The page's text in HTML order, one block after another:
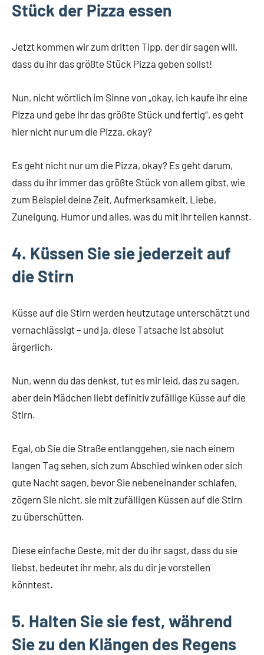
Stück der Pizza essen
Jetzt kommen wir zum dritten Tipp, der dir sagen will,
dass du ihr das größte Stück Pizza geben sollst!
Nun, nicht wörtlich im Sinne von „okay, ich kaufe ihr eine
Pizza und gebe ihr das größte Stück und fertig“, es geht
hier nicht nur um die Pizza, okay?
Es geht nicht nur um die Pizza, okay? Es geht darum,
dass du ihr immer das größte Stück von allem gibst, wie
zum Beispiel deine Zeit, Aufmerksamkeit, Liebe,
Zuneigung, Humor und alles, was du mit ihr teilen kannst.
4. Küssen Sie sie jederzeit auf
die Stirn
Küsse auf die Stirn werden heutzutage unterschätzt und
vernachlässigt – und ja, diese Tatsache ist absolut
ärgerlich.
Nun, wenn du das denkst, tut es mir leid, das zu sagen,
aber dein Mädchen liebt definitiv zufällige Küsse auf die
Stirn.
Egal, ob Sie die Straße entlanggehen, sie nach einem
langen Tag sehen, sich zum Abschied winken oder sich
gute Nacht sagen, bevor Sie nebeneinander schlafen,
zögern Sie nicht, sie mit zufälligen Küssen auf die Stirn
zu überschütten.
Diese einfache Geste, mit der du ihr sagst, dass du sie
liebst, bedeutet ihr mehr, als du dir je vorstellen
könntest.
5. Halten Sie sie fest, während
Sie zu den Klängen des Regens